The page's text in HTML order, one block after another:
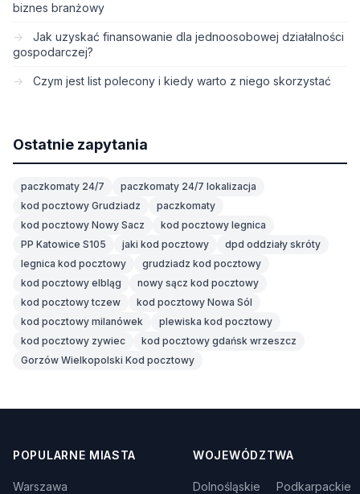
biznes branżowy
Jak uzyskać finansowanie dla jednoosobowej działalności
gospodarczej?
Czym jest list polecony i kiedy warto z niego skorzystać
Ostatnie zapytania
paczkomaty 24/7
paczkomaty 24/7 lokalizacja
kod pocztowy Grudziadz
paczkomaty
kod pocztowy Nowy Sacz
kod pocztowy legnica
PP Katowice S105
jaki kod pocztowy
dpd oddziały skróty
legnica kod pocztowy
grudziadz kod pocztowy
kod pocztowy elbląg
nowy sącz kod pocztowy
kod pocztowy tczew
kod pocztowy Nowa Sól
kod pocztowy milanówek
plewiska kod pocztowy
kod pocztowy zywiec
kod pocztowy gdańsk wrzeszcz
Gorzów Wielkopolski Kod pocztowy
POPULARNE MIASTA
Warszawa
WOJEWÓDZTWA
Dolnośląskie
Podkarpackie